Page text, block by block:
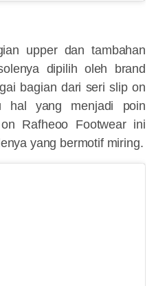
upper dan tambahan
dipilih oleh brand
bagian dari seri slip on
hal yang menjadi poin
Rafheoo Footwear ini
yang bermotif miring.